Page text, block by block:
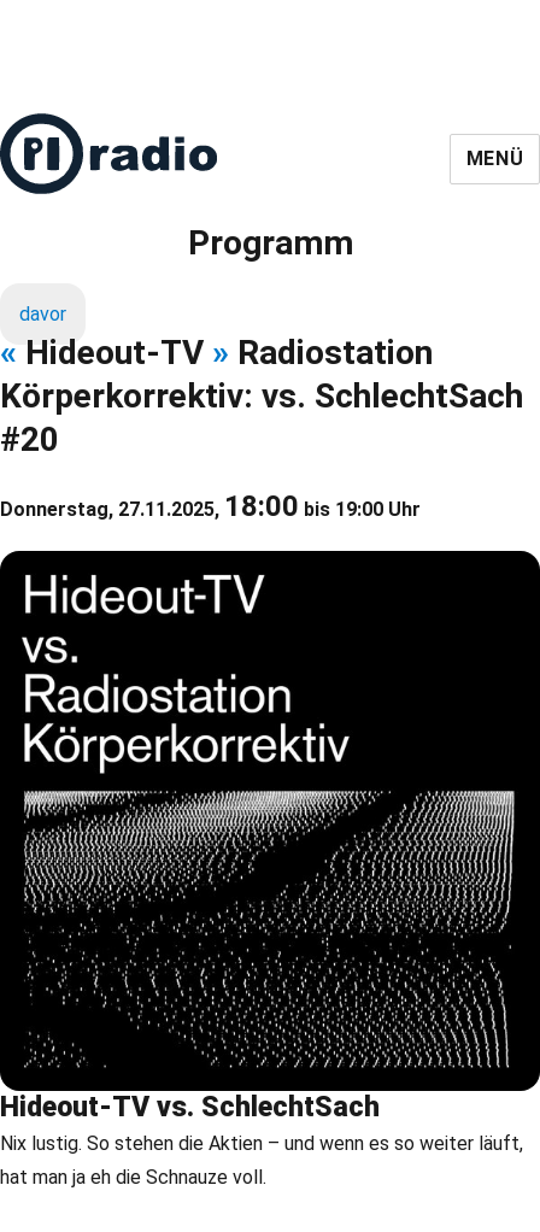
MENÜ
Programm
davor
« Hideout-TV » Radiostation
Körperkorrektiv: vs. SchlechtSach
#20
Donnerstag, 27.11.2025, 18:00 bis 19:00 Uhr
Hideout-TV vs. SchlechtSach
Nix lustig. So stehen die Aktien – und wenn es so weiter läuft,
hat man ja eh die Schnauze voll.